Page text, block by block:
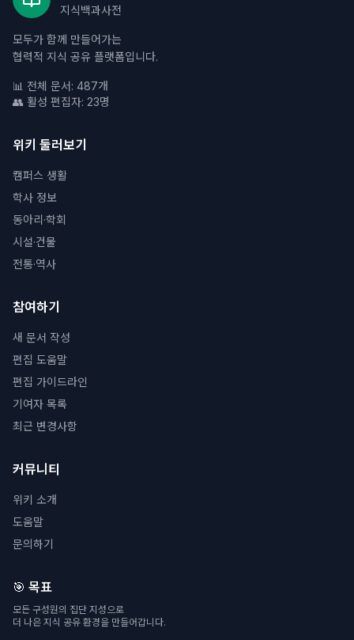
지식백과사전
모두가 함께 만들어가는
협력적 지식 공유 플랫폼입니다.
📊 전체 문서: 487개
👥 활성 편집자: 23명
위키 둘러보기
캠퍼스 생활
학사 정보
동아리·학회
시설·건물
전통·역사
참여하기
새 문서 작성
편집 도움말
편집 가이드라인
기여자 목록
최근 변경사항
커뮤니티
위키 소개
도움말
문의하기
🎯 목표
모든 구성원의 집단 지성으로
더 나은 지식 공유 환경을 만들어갑니다.